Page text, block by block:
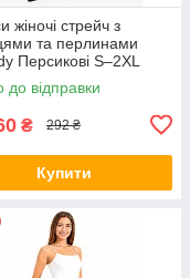
жіночі стрейч з
та перлинами
Персикові S–2XL
до відправки
₴ 292 ₴
Купити